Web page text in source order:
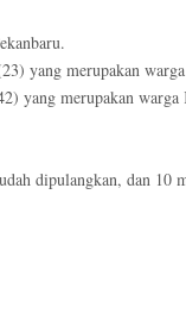
yang merupakan
yang merupakan warga
dipulangkan, dan 10